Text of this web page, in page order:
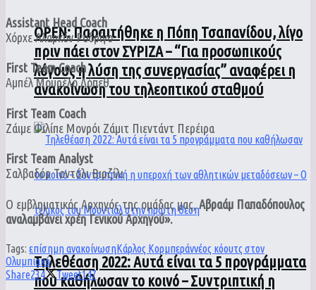
ΟPEN: Παραιτήθηκε η Πόπη Τσαπανίδου, λίγο
πριν πάει στον ΣΥΡΙΖΑ – “Για προσωπικούς
λόγους η λύση της συνεργασίας” αναφέρει η
ανακοίνωση του τηλεοπτικού σταθμού
Τηλεθέαση 2022: Αυτά είναι τα 5 προγράμματα
που καθήλωσαν το κοινό – Συντριπτική η
Assistant Head Coach
Χόρχε Αλαρκόν Ροδρίγο
First Team Coach
Αμπέλ Μουρέλο Λόπεθ
First Team Coach
Ζάιμε Φιλίπε Μονρόι Ζάμιτ Πιεντάντ Περέιρα
First Team Analyst
Σαλβαδόρ Τοντόλι Βιρζίλι
Ο εμβληματικός Αρχηγός της ομάδας μας, Αβραάμ Παπαδόπουλος
αναλαμβάνει χρέη Γενικού Αρχηγού».
Tags: επίσημη ανακοίνωσηΚάρλος Κορμπεράννέος κόουτς στον
Ολυμπιακό
Share234 Tweet147